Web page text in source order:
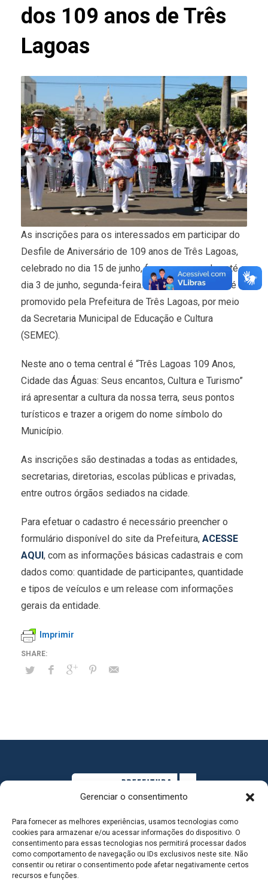
Gerenciar o consentimento
Para fornecer as melhores experiências, usamos tecnologias como
cookies para armazenar e/ou acessar informações do dispositivo. O
consentimento para essas tecnologias nos permitirá processar dados
como comportamento de navegação ou IDs exclusivos neste site. Não
consentir ou retirar o consentimento pode afetar negativamente certos
recursos e funções.
dos 109 anos de Três
Lagoas
As inscrições para os interessados em participar do
Desfile de Aniversário de 109 anos de Três Lagoas,
celebrado no dia 15 de junho, foram prorrogadas até o
dia 3 de junho, segunda-feira. O tradicional evento é
promovido pela Prefeitura de Três Lagoas, por meio
da Secretaria Municipal de Educação e Cultura
(SEMEC).
Neste ano o tema central é “Três Lagoas 109 Anos,
Cidade das Águas: Seus encantos, Cultura e Turismo”
irá apresentar a cultura da nossa terra, seus pontos
turísticos e trazer a origem do nome símbolo do
Município.
As inscrições são destinadas a todas as entidades,
secretarias, diretorias, escolas públicas e privadas,
entre outros órgãos sediados na cidade.
Para efetuar o cadastro é necessário preencher o
formulário disponível do site da Prefeitura, ACESSE
AQUI , com as informações básicas cadastrais e com
dados como: quantidade de participantes, quantidade
e tipos de veículos e um release com informações
gerais da entidade.
Imprimir
MAPA DO SITE